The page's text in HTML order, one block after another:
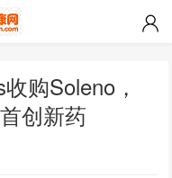
购Soleno，
创新药